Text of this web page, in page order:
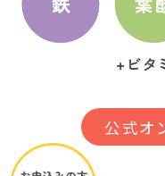
公式オ